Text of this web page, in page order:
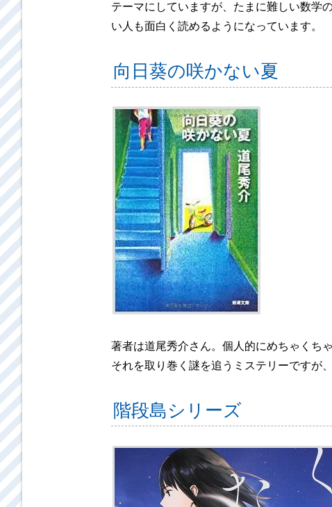
テーマにしていますが、たまに難しい数学
い人も面白く読めるようになっています。
向日葵の咲かない夏
著者は道尾秀介さん。個人的にめちゃくち
それを取り巻く謎を追うミステリーですが
階段島シリーズ